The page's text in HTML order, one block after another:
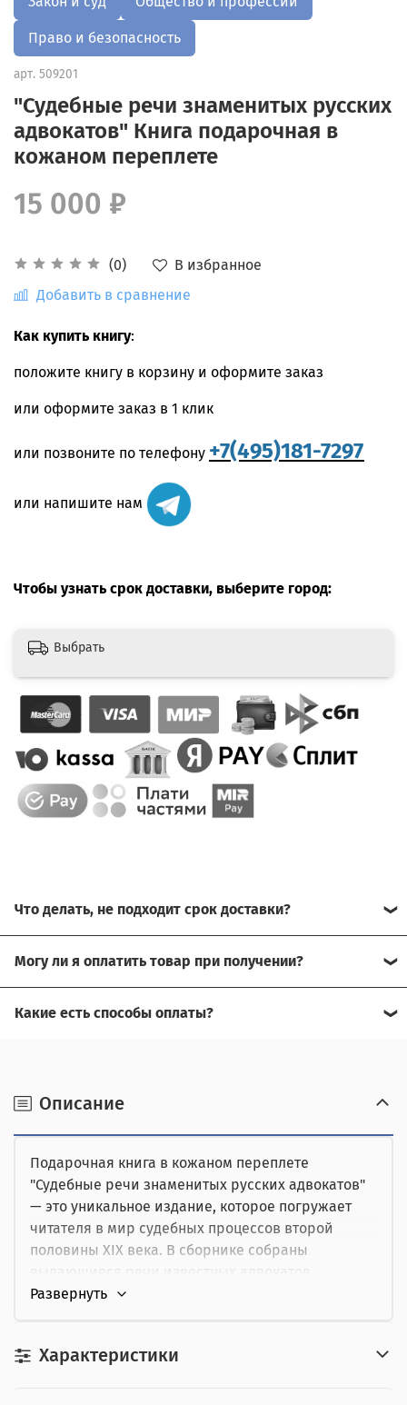
Право и безопасность
арт. 509201
"Судебные речи знаменитых русских
адвокатов" Книга подарочная в
кожаном переплете
(0)
В избранное
Добавить в сравнение
15 000 ₽
Как купить книгу:
положите книгу в корзину и оформите заказ
или оформите заказ в 1 клик
или позвоните по телефону +7(495)181-7297
или напишите нам
Чтобы узнать срок доставки, выберите город:
Выбрать
помочь.
наличными при получении,
картой курьеру.
Описание
Подарочная книга в кожаном переплете
"Судебные речи знаменитых русских адвокатов"
— это уникальное издание, которое погружает
читателя в мир судебных процессов второй
половины XIX века. В сборнике собраны
сопровождаемые их биографиями и кратким
станет отличным подарком для юристов,
Характеристики